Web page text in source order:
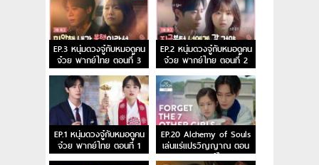
EP.3 หนุ่มดวงจู๋กับหมอดูคน
จ๋วย พากย์ไทย ตอนที่ 3
EP.2 หนุ่มดวงจู๋กับหมอดูคน
จ๋วย พากย์ไทย ตอนที่ 2
EP.1 หนุ่มดวงจู๋กับหมอดูคน
จ๋วย พากย์ไทย ตอนที่ 1
EP.20 Alchemy of Souls
เล่นแร่แปรวิญญาณ ตอน
จบ พากย์ไทย